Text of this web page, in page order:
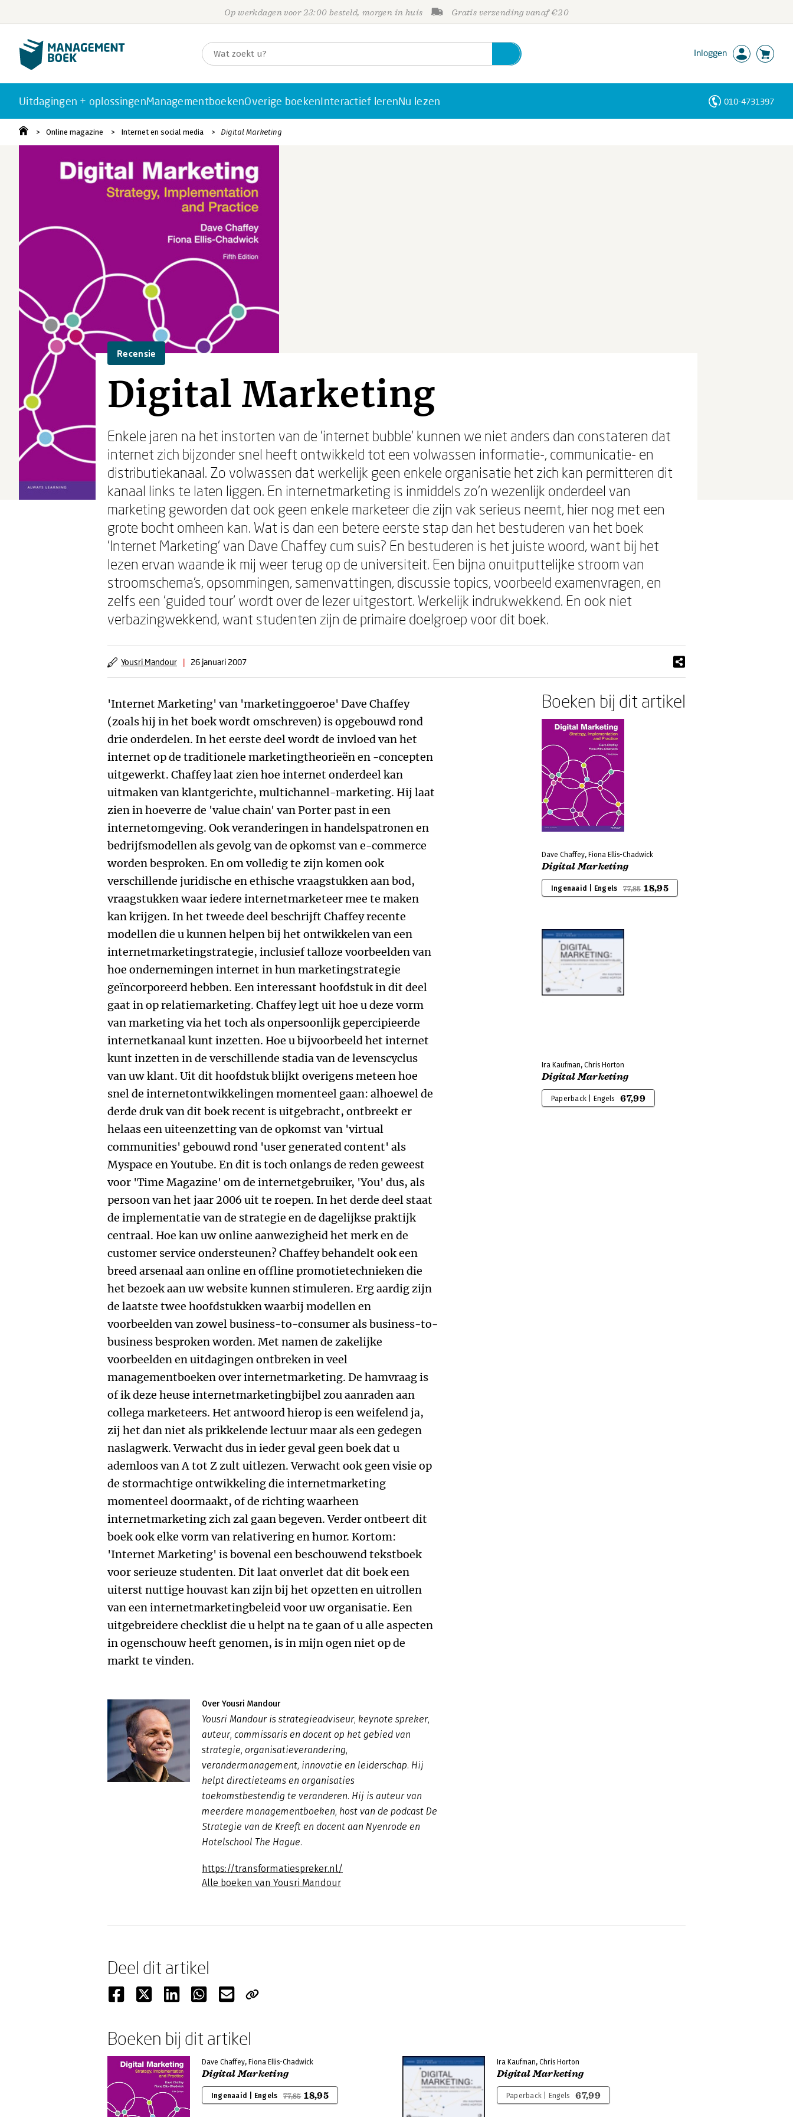
Op werkdagen voor 23:00 besteld, morgen in huis Gratis verzending vanaf €20
Inloggen
Uitdagingen + oplossingenManagementboekenOverige boekenInteractief lerenNu lezen 010-4731397
Online magazine Internet en social media Digital Marketing
Recensie
Digital Marketing
Enkele jaren na het instorten van de 'internet bubble' kunnen we niet anders dan constateren dat
internet zich bijzonder snel heeft ontwikkeld tot een volwassen informatie-, communicatie- en
distributiekanaal. Zo volwassen dat werkelijk geen enkele organisatie het zich kan permitteren dit
kanaal links te laten liggen. En internetmarketing is inmiddels zo'n wezenlijk onderdeel van
marketing geworden dat ook geen enkele marketeer die zijn vak serieus neemt, hier nog met een
grote bocht omheen kan. Wat is dan een betere eerste stap dan het bestuderen van het boek
'Internet Marketing' van Dave Chaffey cum suis? En bestuderen is het juiste woord, want bij het
lezen ervan waande ik mij weer terug op de universiteit. Een bijna onuitputtelijke stroom van
stroomschema's, opsommingen, samenvattingen, discussie topics, voorbeeld examenvragen, en
zelfs een 'guided tour' wordt over de lezer uitgestort. Werkelijk indrukwekkend. En ook niet
verbazingwekkend, want studenten zijn de primaire doelgroep voor dit boek.
Yousri Mandour | 26 januari 2007
'Internet Marketing' van 'marketinggoeroe' Dave Chaffey
(zoals hij in het boek wordt omschreven) is opgebouwd rond
drie onderdelen. In het eerste deel wordt de invloed van het
internet op de traditionele marketingtheorieën en -concepten
uitgewerkt. Chaffey laat zien hoe internet onderdeel kan
uitmaken van klantgerichte, multichannel-marketing. Hij laat
zien in hoeverre de 'value chain' van Porter past in een
internetomgeving. Ook veranderingen in handelspatronen en
bedrijfsmodellen als gevolg van de opkomst van e-commerce
worden besproken. En om volledig te zijn komen ook
verschillende juridische en ethische vraagstukken aan bod,
vraagstukken waar iedere internetmarketeer mee te maken
kan krijgen. In het tweede deel beschrijft Chaffey recente
modellen die u kunnen helpen bij het ontwikkelen van een
internetmarketingstrategie, inclusief talloze voorbeelden van
hoe ondernemingen internet in hun marketingstrategie
geïncorporeerd hebben. Een interessant hoofdstuk in dit deel
gaat in op relatiemarketing. Chaffey legt uit hoe u deze vorm
van marketing via het toch als onpersoonlijk gepercipieerde
internetkanaal kunt inzetten. Hoe u bijvoorbeeld het internet
kunt inzetten in de verschillende stadia van de levenscyclus
van uw klant. Uit dit hoofdstuk blijkt overigens meteen hoe
snel de internetontwikkelingen momenteel gaan: alhoewel de
derde druk van dit boek recent is uitgebracht, ontbreekt er
helaas een uiteenzetting van de opkomst van 'virtual
communities' gebouwd rond 'user generated content' als
Myspace en Youtube. En dit is toch onlangs de reden geweest
voor 'Time Magazine' om de internetgebruiker, 'You' dus, als
persoon van het jaar 2006 uit te roepen. In het derde deel staat
de implementatie van de strategie en de dagelijkse praktijk
centraal. Hoe kan uw online aanwezigheid het merk en de
customer service ondersteunen? Chaffey behandelt ook een
breed arsenaal aan online en offline promotietechnieken die
het bezoek aan uw website kunnen stimuleren. Erg aardig zijn
de laatste twee hoofdstukken waarbij modellen en
voorbeelden van zowel business-to-consumer als business-to-
business besproken worden. Met namen de zakelijke
voorbeelden en uitdagingen ontbreken in veel
managementboeken over internetmarketing. De hamvraag is
of ik deze heuse internetmarketingbijbel zou aanraden aan
collega marketeers. Het antwoord hierop is een weifelend ja,
zij het dan niet als prikkelende lectuur maar als een gedegen
naslagwerk. Verwacht dus in ieder geval geen boek dat u
ademloos van A tot Z zult uitlezen. Verwacht ook geen visie op
de stormachtige ontwikkeling die internetmarketing
momenteel doormaakt, of de richting waarheen
internetmarketing zich zal gaan begeven. Verder ontbeert dit
boek ook elke vorm van relativering en humor. Kortom:
'Internet Marketing' is bovenal een beschouwend tekstboek
voor serieuze studenten. Dit laat onverlet dat dit boek een
uiterst nuttige houvast kan zijn bij het opzetten en uitrollen
van een internetmarketingbeleid voor uw organisatie. Een
uitgebreidere checklist die u helpt na te gaan of u alle aspecten
in ogenschouw heeft genomen, is in mijn ogen niet op de
markt te vinden.
Over Yousri Mandour
Yousri Mandour is strategieadviseur, keynote spreker,
auteur, commissaris en docent op het gebied van
strategie, organisatieverandering,
verandermanagement, innovatie en leiderschap. Hij
helpt directieteams en organisaties
toekomstbestendig te veranderen. Hij is auteur van
meerdere managementboeken, host van de podcast De
Strategie van de Kreeft en docent aan Nyenrode en
Hotelschool The Hague.
https://transformatiespreker.nl/
Alle boeken van Yousri Mandour
Boeken bij dit artikel
Dave Chaffey, Fiona Ellis-Chadwick
Digital Marketing
Ingenaaid | Engels 77,85 18,95
Ira Kaufman, Chris Horton
Digital Marketing
Paperback | Engels 67,99
Deel dit artikel
Boeken bij dit artikel
Dave Chaffey, Fiona Ellis-Chadwick
Digital Marketing
Ingenaaid | Engels 77,85 18,95
Ira Kaufman, Chris Horton
Digital Marketing
Paperback | Engels 67,99
Personen